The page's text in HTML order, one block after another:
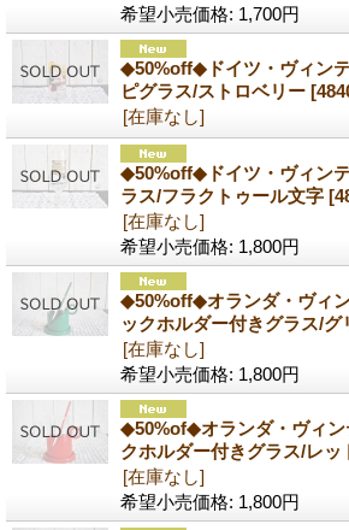
希望小売価格: 1,700円
◆50%off◆ドイツ・ヴィン
ピグラス/ストロベリー
[在庫なし]
◆50%off◆ドイツ・ヴィン
ラス/フラクトゥール文字
[在庫なし]
希望小売価格: 1,800円
◆50%off◆オランダ・ヴィ
ックホルダー付きグラス/グ
[在庫なし]
希望小売価格: 1,800円
◆50%of◆オランダ・ヴィン
クホルダー付きグラス/レッ
[在庫なし]
希望小売価格: 1,800円